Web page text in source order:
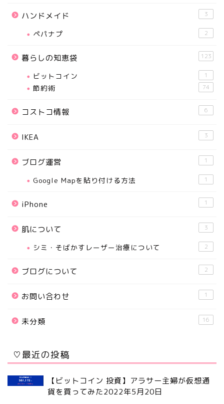
ハンドメイド 3
ペパナプ 2
暮らしの知恵袋 123
ビットコイン 1
節約術 74
コストコ情報 6
IKEA 3
ブログ運営 1
Google Mapを貼り付ける方法 1
iPhone 1
肌について 3
シミ・そばかすレーザー治療について 2
ブログについて 2
お問い合わせ 1
未分類 16
♡最近の投稿
【ビットコイン 投資】アラサー主婦が仮想通
貨を買ってみた2022年5月20日